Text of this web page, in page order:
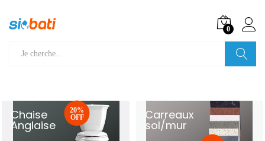
0
Chaise
Anglaise
20%
OFF
Carreaux
sol/mur